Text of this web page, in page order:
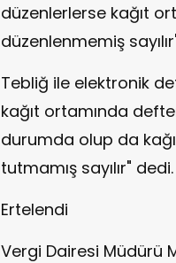
düzenlerlerse kağıt
düzenlenmemiş
Tebliğ ile elektronik
kağıt ortamında
durumda olup da
tutmamış sayılır" dedi.
Ertelendi
Vergi Dairesi Müdürü